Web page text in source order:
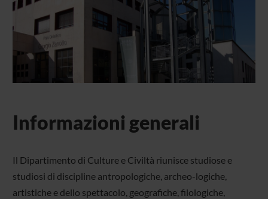
Informazioni generali
Il Dipartimento di Culture e Civiltà riunisce studiose e
studiosi di discipline antropologiche, archeo-logiche,
artistiche e dello spettacolo, geografiche, filologiche,